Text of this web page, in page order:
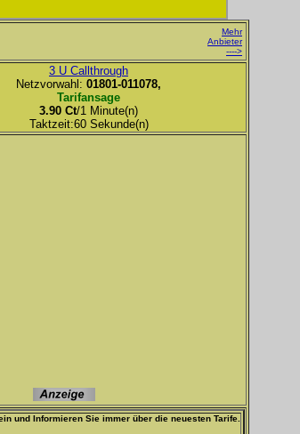
Mehr
Anbieter
---->
3 U Callthrough
Netzvorwahl: 01801-011078,
Tarifansage
3.90 Ct/1 Minute(n)
Taktzeit:60 Sekunde(n)
und Informieren Sie immer über die neuesten Tarife.